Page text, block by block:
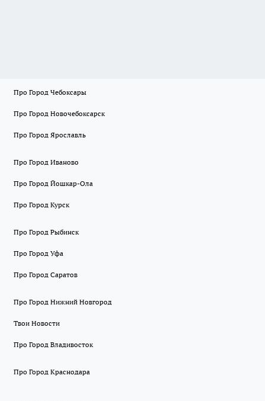
Про Город Чебоксары
Про Город Новочебоксарск
Про Город Ярославль
Про Город Иваново
Про Город Йошкар-Ола
Про Город Курск
Про Город Рыбинск
Про Город Уфа
Про Город Саратов
Про Город Нижний Новгород
Твои Новости
Про Город Владивосток
Про Город Краснодара